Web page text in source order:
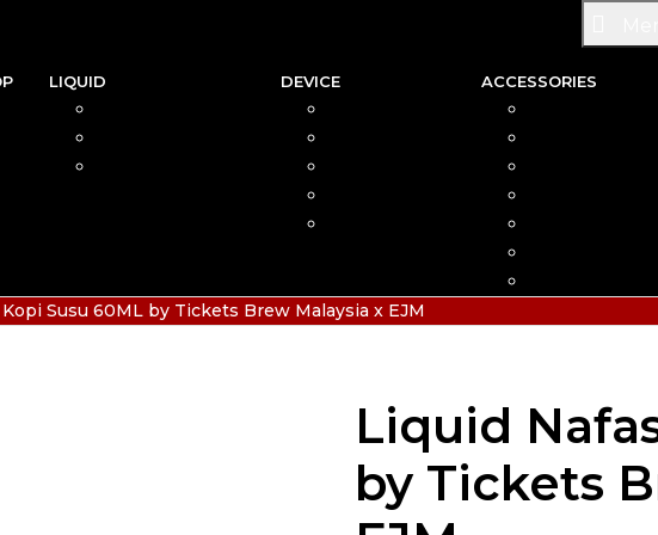
LIQUID DEVICE ACCESSORIES
Susu 60ML by Tickets Brew Malaysia x EJM
Liquid
by Tickets